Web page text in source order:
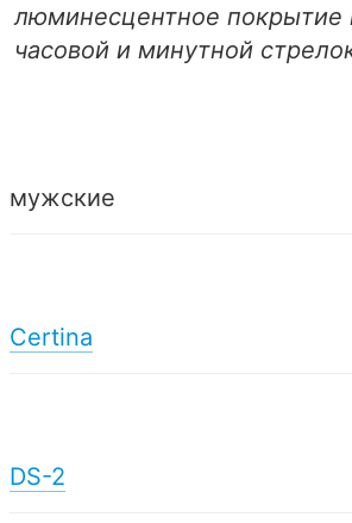
люминесцентное покрытие
часовой и минутной
мужские
Certina
DS-2